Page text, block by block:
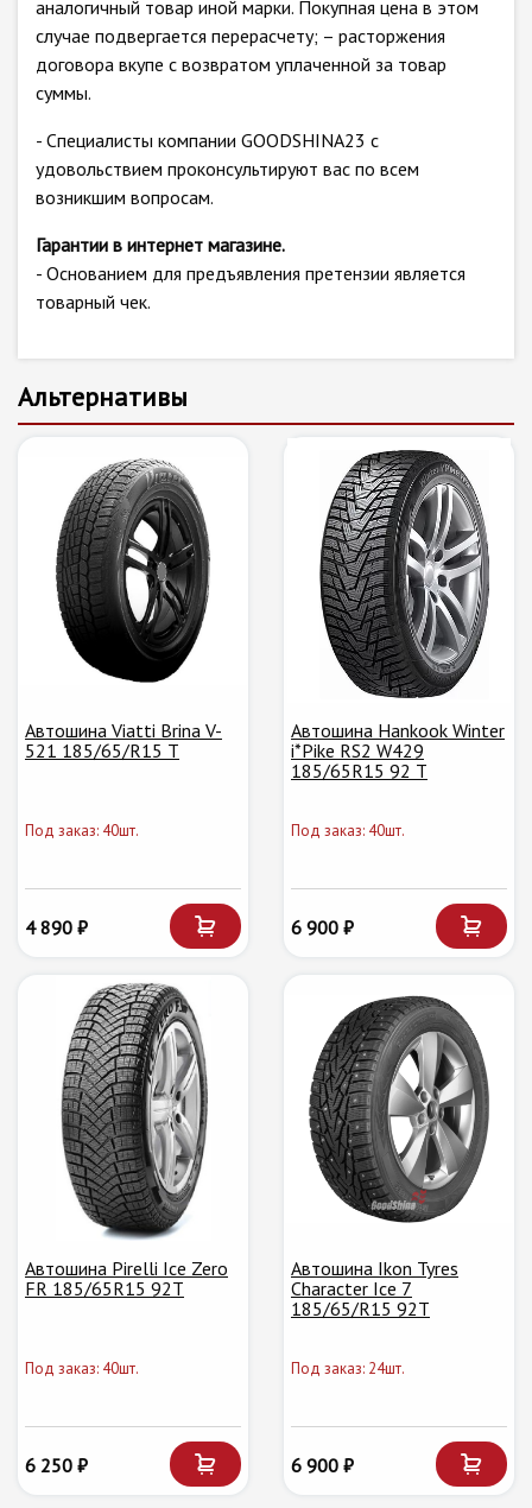
аналогичный товар иной марки. Покупная цена в этом
случае подвергается перерасчету; – расторжения
договора вкупе с возвратом уплаченной за товар
суммы.
- Специалисты компании GOODSHINA23 с
удовольствием проконсультируют вас по всем
возникшим вопросам.
Гарантии в интернет магазине.
- Основанием для предъявления претензии является
товарный чек.
Альтернативы
Автошина Viatti Brina V-
521 185/65/R15 T
Под заказ: 40шт.
4 890 ₽
Автошина Hankook Winter
i*Pike RS2 W429
185/65R15 92 T
Под заказ: 40шт.
6 900 ₽
Автошина Pirelli Ice Zero
FR 185/65R15 92T
Под заказ: 40шт.
6 250 ₽
Автошина Ikon Tyres
Character Ice 7
185/65/R15 92T
Под заказ: 24шт.
6 900 ₽